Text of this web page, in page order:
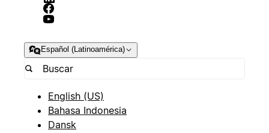
Español (Latinoamérica)
English (US)
Bahasa Indonesia
Dansk